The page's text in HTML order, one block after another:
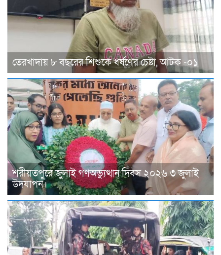
তেরখাদায় ৮ বছরের শিশুকে ধর্ষণের চেষ্টা, আটক -০১
শরীয়তপুরে জুলাই গণঅভ্যুত্থান দিবস ২০২৬ ৩ জুলাই
উদযাপন।